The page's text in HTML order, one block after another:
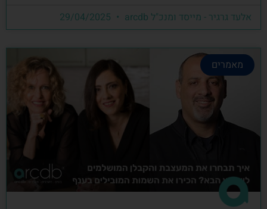
אלעד גרגיר - מייסד ומנכ"ל arcdb
מאמרים